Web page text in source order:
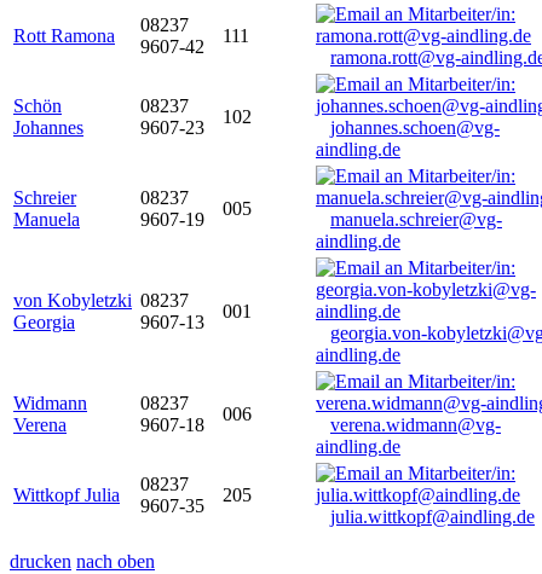
Rott Ramona
08237
9607-42
111
ramona.rott@vg-
Schön
Johannes
08237
9607-23
102
johannes.schoen@vg-
aindling.de
Schreier
Manuela
08237
9607-19
005
manuela.schreier@vg-
aindling.de
von Kobyletzki
Georgia
08237
9607-13
001
georgia.von-
aindling.de
Widmann
Verena
08237
9607-18
006
verena.widmann@vg-
aindling.de
Wittkopf Julia
08237
9607-35
205
julia.wittkopf@aindling.de
drucken nach oben